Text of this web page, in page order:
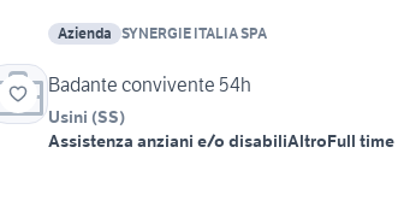
Azienda SYNERGIE ITALIA SPA
Badante convivente 54h
Usini (SS)
Assistenza anziani e/o disabiliAltroFull time